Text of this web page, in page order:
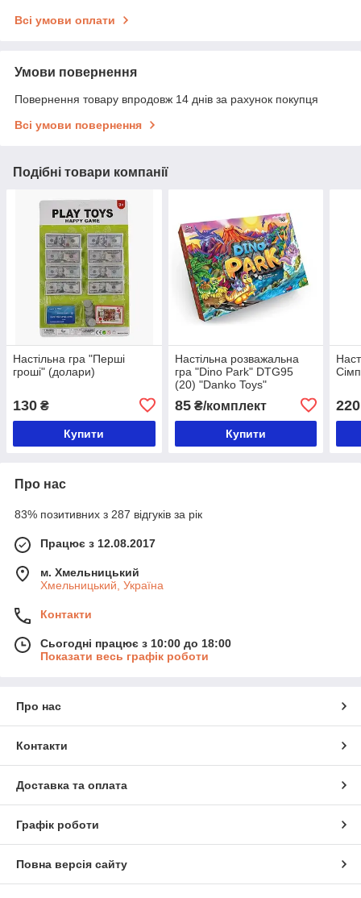
Всі умови оплати
Умови повернення
Повернення товару впродовж 14 днів за рахунок покупця
Всі умови повернення
Подібні товари компанії
Настільна гра "Перші
гроші" (долари)
130 ₴
Купити
Настільна розважальна
гра "Dino Park" DTG95
(20) "Danko Toys"
85₴/комплект
Купити
220
Про нас
83% позитивних з 287 відгуків за рік
Працює з 12.08.2017
м. Хмельницький
Хмельницький, Україна
Контакти
Сьогодні працює з 10:00 до 18:00
Показати весь графік роботи
Про нас
Контакти
Доставка та оплата
Графік роботи
Повна версія сайту